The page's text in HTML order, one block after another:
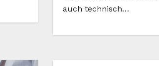
auch technisch…